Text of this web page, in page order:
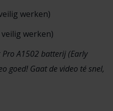
werken)
veilig werken)
A1502 batterij (Early
goed! Gaat de video té snel,